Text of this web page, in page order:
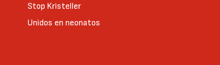
Stop Kristeller
Unidos en neonatos